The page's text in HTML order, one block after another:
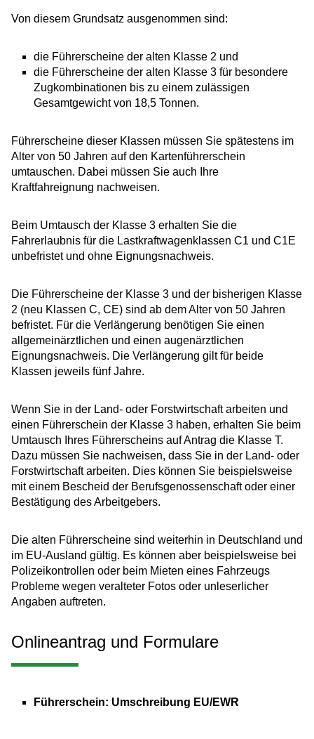
Von diesem Grundsatz ausgenommen sind:
die Führerscheine der alten Klasse 2 und
die Führerscheine der alten Klasse 3 für besondere
Zugkombinationen bis zu einem zulässigen
Gesamtgewicht von 18,5 Tonnen.
Führerscheine dieser Klassen müssen Sie spätestens im
Alter von 50 Jahren auf den Kartenführerschein
umtauschen. Dabei müssen Sie auch Ihre
Kraftfahreignung nachweisen.
Beim Umtausch der Klasse 3 erhalten Sie die
Fahrerlaubnis für die Lastkraftwagenklassen C1 und C1E
unbefristet und ohne Eignungsnachweis.
Die Führerscheine der Klasse 3 und der bisherigen Klasse
2 (neu Klassen C, CE) sind ab dem Alter von 50 Jahren
befristet. Für die Verlängerung benötigen Sie einen
allgemeinärztlichen und einen augenärztlichen
Eignungsnachweis. Die Verlängerung gilt für beide
Klassen jeweils fünf Jahre.
Wenn Sie in der Land- oder Forstwirtschaft arbeiten und
einen Führerschein der Klasse 3 haben, erhalten Sie beim
Umtausch Ihres Führerscheins auf Antrag die Klasse T.
Dazu müssen Sie nachweisen, dass Sie in der Land- oder
Forstwirtschaft arbeiten. Dies können Sie beispielsweise
mit einem Bescheid der Berufsgenossenschaft oder einer
Bestätigung des Arbeitgebers.
Die alten Führerscheine sind weiterhin in Deutschland und
im EU-Ausland gültig. Es können aber beispielsweise bei
Polizeikontrollen oder beim Mieten eines Fahrzeugs
Probleme wegen veralteter Fotos oder unleserlicher
Angaben auftreten.
Onlineantrag und Formulare
Führerschein: Umschreibung EU/EWR